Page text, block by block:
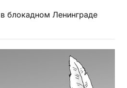
блокадном Ленинграде